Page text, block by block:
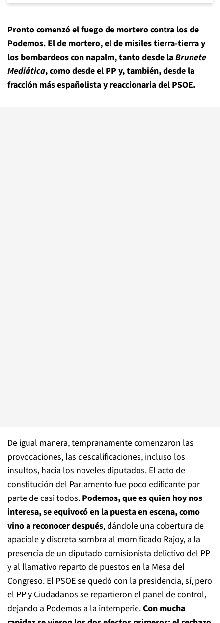
Pronto comenzó el fuego de mortero contra los de
Podemos. El de mortero, el de misiles tierra-tierra y
los bombardeos con napalm, tanto desde laBrunete
Mediática, como desde el PP y, también, desde la
fracción más españolista y reaccionaria del PSOE.
De igual manera, tempranamente comenzaron las
provocaciones, las descalificaciones, incluso los
insultos, hacia los noveles diputados. El acto de
constitución del Parlamento fue poco edificante por
parte de casi todos. Podemos, que es quien hoy nos
interesa, se equivocó en la puesta en escena, como
vino a reconocer después, dándole una cobertura de
apacible y discreta sombra al momificado Rajoy, a la
presencia de un diputado comisionista delictivo del PP
y al llamativo reparto de puestos en la Mesa del
Congreso. El PSOE se quedó con la presidencia, sí, pero
el PP y Ciudadanos se repartieron el panel de control,
dejando a Podemos a la intemperie.Con mucha